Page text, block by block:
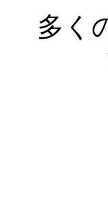
多く